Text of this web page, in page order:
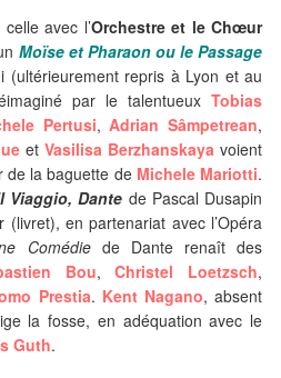
avec l’Orchestre et le Chœur
Moïse et Pharaon ou le Passage
(ultérieurement repris à Lyon et au
par le talentueux Tobias
Pertusi,Adrian Sâmpetrean,
et Vasilisa Berzhanskaya voient
de la baguette de Michele Mariotti.
Viaggio, Dante de Pascal Dusapin
en partenariat avec l’Opéra
Comédiede Dante renaît des
Bou,Christel Loetzsch,
Prestia. Kent Nagano, absent
la fosse, en adéquation avec le
Guth.